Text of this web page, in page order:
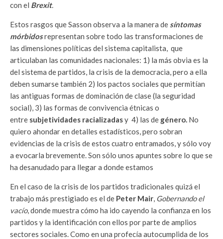
con el Brexit.
Estos rasgos que Sasson observa a la manera de síntomas
mórbidosrepresentan sobre todo las transformaciones de
las dimensiones políticas del sistema capitalista, que
articulaban las comunidades nacionales: 1) la más obvia es la
del sistema de partidos, la crisis de la democracia, pero a ella
deben sumarse también 2) los pactos sociales que permitían
las antiguas formas de dominación de clase (la seguridad
social), 3) las formas de convivencia étnicas o
entre subjetividades racializadasy 4) las de género. No
quiero ahondar en detalles estadísticos, pero sobran
evidencias de la crisis de estos cuatro entramados, y sólo voy
a evocarla brevemente. Son sólo unos apuntes sobre lo que se
ha desanudado para llegar a donde estamos
En el caso de la crisis de los partidos tradicionales quizá el
trabajo más prestigiado es el de Peter Mair, Gobernando el
vacío, donde muestra cómo ha ido cayendo la confianza en los
partidos y la identificación con ellos por parte de amplios
sectores sociales. Como en una profecía autocumplida de los